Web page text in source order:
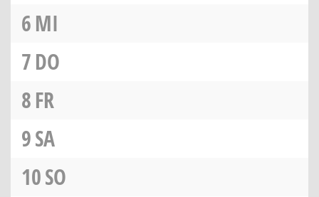
6MI
7DO
8FR
9SA
10SO